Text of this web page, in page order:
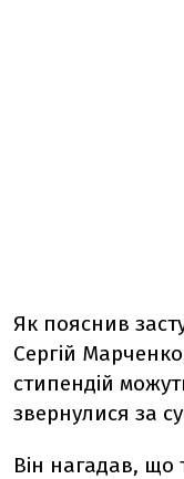
Як пояснив
Сергій
стипендій
звернулися за
Він нагадав, що